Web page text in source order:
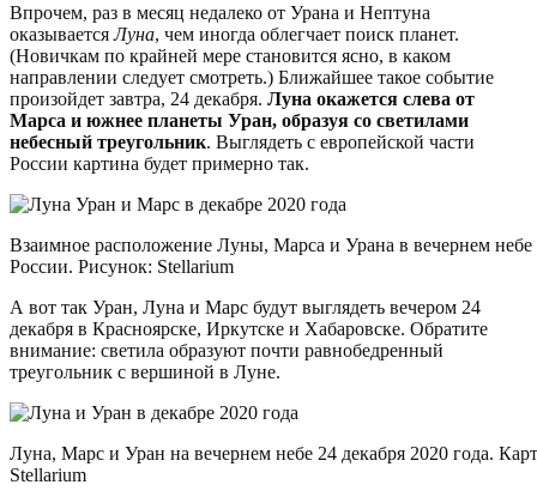
Впрочем, раз в месяц недалеко от Урана и Нептуна
оказываетсяЛуна, чем иногда облегчает поиск планет.
(Новичкам по крайней мере становится ясно, в каком
направлении следует смотреть.) Ближайшее такое событие
произойдет завтра, 24 декабря. Луна окажется слева от
Марса и южнее планеты Уран, образуя со светилами
небесный треугольник. Выглядеть с европейской части
России картина будет примерно так.
Взаимное расположение Луны, Марса и Урана в вечернем небе
России. Рисунок: Stellarium
А вот так Уран, Луна и Марс будут выглядеть вечером 24
декабря в Красноярске, Иркутске и Хабаровске. Обратите
внимание: светила образуют почти равнобедренный
треугольник с вершиной в Луне.
Луна, Марс и Уран на вечернем небе 24 декабря 2020 года.
Stellarium